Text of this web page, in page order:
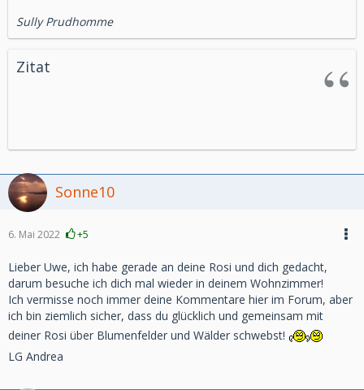
Sully Prudhomme
Zitat
Sonne10
6. Mai 2022 +5
Lieber Uwe, ich habe gerade an deine Rosi und dich gedacht,
darum besuche ich dich mal wieder in deinem Wohnzimmer!
Ich vermisse noch immer deine Kommentare hier im Forum, aber
ich bin ziemlich sicher, dass du glücklich und gemeinsam mit
deiner Rosi über Blumenfelder und Wälder schwebst!
LG Andrea